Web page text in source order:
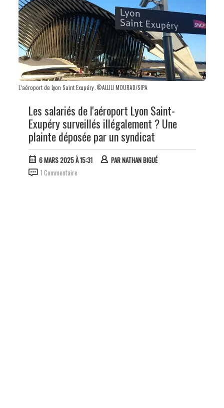
L’aéroport de Lyon Saint Exupéry .©ALLILI MOURAD/SIPA
Les salariés de l'aéroport Lyon Saint-
Exupéry surveillés illégalement ? Une
plainte déposée par un syndicat
6 MARS 2025 À 15:31 PARNATHAN BIGUÉ
1 Commentaire